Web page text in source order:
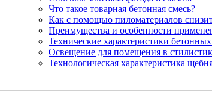
Что такое товарная бетонная смесь?
Как с помощью пиломатериалов
Преимущества и особенности
Технические характеристики
Освещение для помещения в
Технологическая характеристика